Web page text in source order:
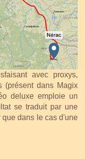
avec proxys,
(présent dans Magix
deluxe emploie un
se traduit par une
dans le cas d'une